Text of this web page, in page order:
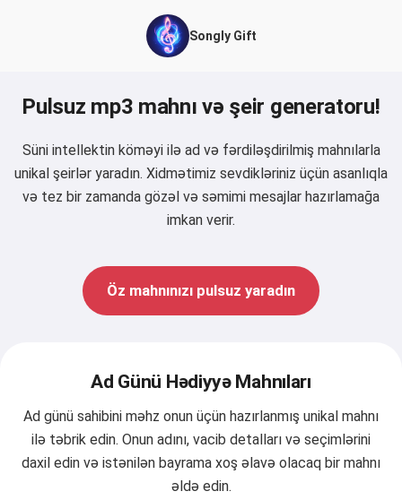
Songly Gift
Pulsuz mp3 mahnı və şeir generatoru!
Süni intellektin köməyi ilə ad və fərdiləşdirilmiş mahnılarla
unikal şeirlər yaradın. Xidmətimiz sevdikləriniz üçün asanlıqla
və tez bir zamanda gözəl və səmimi mesajlar hazırlamağa
imkan verir.
Öz mahnınızı pulsuz yaradın
Ad Günü Hədiyyə Mahnıları
Ad günü sahibini məhz onun üçün hazırlanmış unikal mahnı
ilə təbrik edin. Onun adını, vacib detalları və seçimlərini
daxil edin və istənilən bayrama xoş əlavə olacaq bir mahnı
əldə edin.